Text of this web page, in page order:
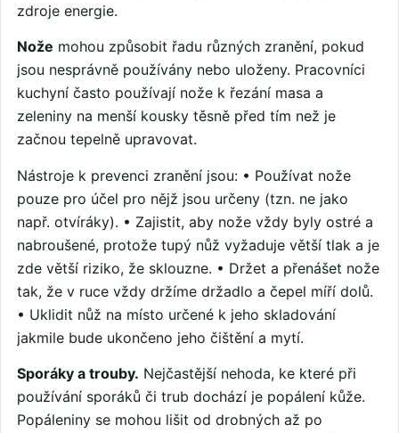
zdroje energie.
Nože mohou způsobit řadu různých zranění, pokud
jsou nesprávně používány nebo uloženy. Pracovníci
kuchyní často používají nože k řezání masa a
zeleniny na menší kousky těsně před tím než je
začnou tepelně upravovat.
Nástroje k prevenci zranění jsou: • Používat nože
pouze pro účel pro nějž jsou určeny (tzn. ne jako
např. otvíráky). • Zajistit, aby nože vždy byly ostré a
nabroušené, protože tupý nůž vyžaduje větší tlak a je
zde větší riziko, že sklouzne. • Držet a přenášet nože
tak, že v ruce vždy držíme držadlo a čepel míří dolů.
• Uklidit nůž na místo určené k jeho skladování
jakmile bude ukončeno jeho čištění a mytí.
Sporáky a trouby. Nejčastější nehoda, ke které při
používání sporáků či trub dochází je popálení kůže.
Popáleniny se mohou lišit od drobných až po